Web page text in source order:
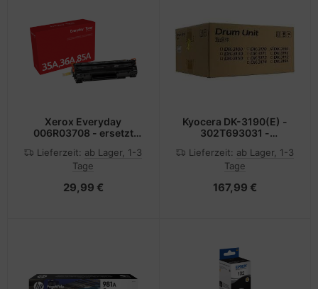
Xerox Everyday
006R03708 - ersetzt
- für ImageCLASS
LBP6030; LaserJet Pro
P1104, P1106, P1108,
Lieferzeit: ab Lager, 1-3
Tage
29,99 €
Kyocera DK-3190(E) -
302T693031 -
ECOSYS P3050DN
P3050DN/KL3 P3055DN
P3060DN/KL3
Lieferzeit: ab Lager, 1-3
Tage
167,99 €